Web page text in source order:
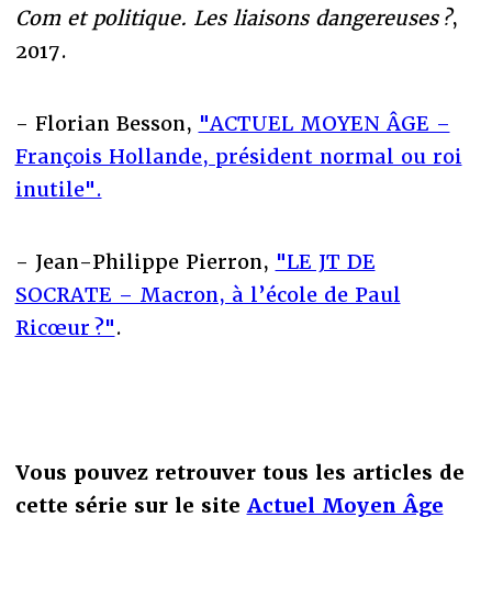
Com et politique. Les liaisons dangereuses ?,
2017.
- Florian Besson, "ACTUEL MOYEN ÂGE –
François Hollande, président normal ou roi
inutile".
- Jean-Philippe Pierron, "LE JT DE
SOCRATE – Macron, à l’école de Paul
Ricœur ?".
Vous pouvez retrouver tous les articles de
cette série sur le site Actuel Moyen Âge